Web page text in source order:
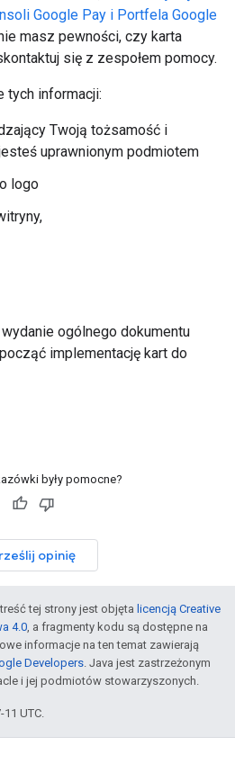
Google Pay i Portfela Google
masz pewności, czy karta
się z zespołem pomocy.
tych informacji:
Twoją tożsamość i
uprawnionym podmiotem
logo
ogólnego dokumentu
implementację kart do
były pomocne?
opinię
tej strony jest objęta licencją Creative
4.0, a fragmenty kodu są dostępne na
informacje na ten temat zawierają
Developers. Java jest zastrzeżonym
i jej podmiotów stowarzyszonych.
UTC.